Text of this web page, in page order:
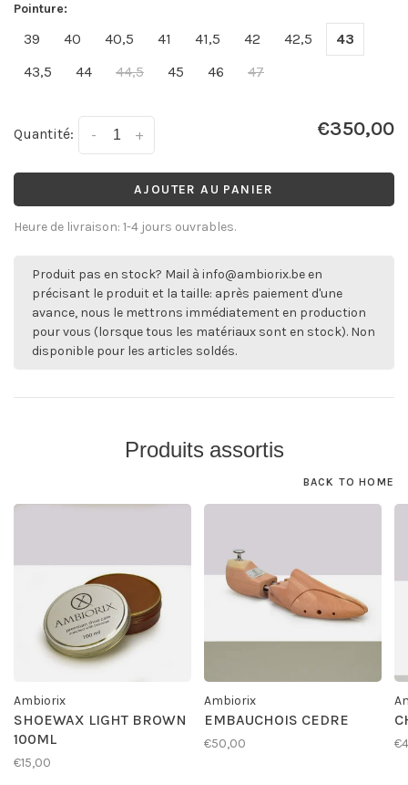
Pointure:
39 40 40,5 41 41,5 42 42,5
43
43,5
44 44,5 45 46 47
Quantité: +
- €350,00
AJOUTER AU PANIER
Heure de livraison: 1-4 jours ouvrables.
Produit pas en stock? Mail à info@ambiorix.be en
précisant le produit et la taille: après paiement d'une
avance, nous le mettrons immédiatement en production
pour vous (lorsque tous les matériaux sont en stock). Non
disponible pour les articles soldés.
Produits assortis
BACK TO HOME
Ambiorix
SHOEWAX LIGHT BROWN
100ML
€15,00
Ambiorix
EMBAUCHOIS CEDRE
€50,00